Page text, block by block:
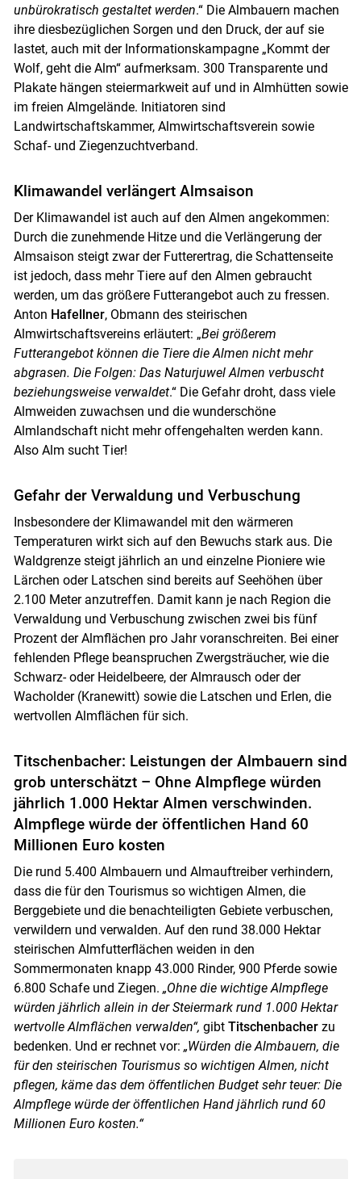
Skip to main content
unbürokratisch gestaltet werden.“ Die Almbauern machen
ihre diesbezüglichen Sorgen und den Druck, der auf sie
lastet, auch mit der Informationskampagne „Kommt der
Wolf, geht die Alm“ aufmerksam. 300 Transparente und
Plakate hängen steiermarkweit auf und in Almhütten sowie
im freien Almgelände. Initiatoren sind
Landwirtschaftskammer, Almwirtschaftsverein sowie
Schaf- und Ziegenzuchtverband.
Klimawandel verlängert Almsaison
Der Klimawandel ist auch auf den Almen angekommen:
Durch die zunehmende Hitze und die Verlängerung der
Almsaison steigt zwar der Futterertrag, die Schattenseite
ist jedoch, dass mehr Tiere auf den Almen gebraucht
werden, um das größere Futterangebot auch zu fressen.
Anton Hafellner, Obmann des steirischen
Almwirtschaftsvereins erläutert: „Bei größerem
Futterangebot können die Tiere die Almen nicht mehr
abgrasen. Die Folgen: Das Naturjuwel Almen verbuscht
beziehungsweise verwaldet.“ Die Gefahr droht, dass viele
Almweiden zuwachsen und die wunderschöne
Almlandschaft nicht mehr offengehalten werden kann.
Also Alm sucht Tier!
Gefahr der Verwaldung und Verbuschung
Insbesondere der Klimawandel mit den wärmeren
Temperaturen wirkt sich auf den Bewuchs stark aus. Die
Waldgrenze steigt jährlich an und einzelne Pioniere wie
Lärchen oder Latschen sind bereits auf Seehöhen über
2.100 Meter anzutreffen. Damit kann je nach Region die
Verwaldung und Verbuschung zwischen zwei bis fünf
Prozent der Almflächen pro Jahr voranschreiten. Bei einer
fehlenden Pflege beanspruchen Zwergsträucher, wie die
Schwarz- oder Heidelbeere, der Almrausch oder der
Wacholder (Kranewitt) sowie die Latschen und Erlen, die
wertvollen Almflächen für sich.
Titschenbacher: Leistungen der Almbauern sind
grob unterschätzt – Ohne Almpflege würden
jährlich 1.000 Hektar Almen verschwinden.
Almpflege würde der öffentlichen Hand 60
Millionen Euro kosten
Die rund 5.400 Almbauern und Almauftreiber verhindern,
dass die für den Tourismus so wichtigen Almen, die
Berggebiete und die benachteiligten Gebiete verbuschen,
verwildern und verwalden. Auf den rund 38.000 Hektar
steirischen Almfutterflächen weiden in den
Sommermonaten knapp 43.000 Rinder, 900 Pferde sowie
6.800 Schafe und Ziegen. „Ohne die wichtige Almpflege
würden jährlich allein in der Steiermark rund 1.000 Hektar
wertvolle Almflächen verwalden“, gibt Titschenbacherzu
bedenken. Und er rechnet vor: „Würden die Almbauern, die
für den steirischen Tourismus so wichtigen Almen, nicht
pflegen, käme das dem öffentlichen Budget sehr teuer: Die
Almpflege würde der öffentlichen Hand jährlich rund 60
Millionen Euro kosten.“